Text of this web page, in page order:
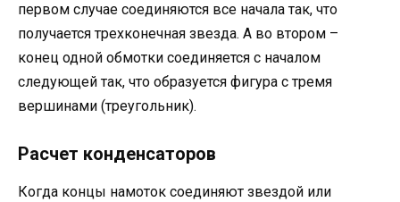
первом случае соединяются все начала так, что
получается трехконечная звезда. А во втором –
конец одной обмотки соединяется с началом
следующей так, что образуется фигура с тремя
вершинами (треугольник).
Расчет конденсаторов
Когда концы намоток соединяют звездой или